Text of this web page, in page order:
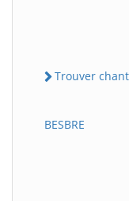
Trouver
BESBRE